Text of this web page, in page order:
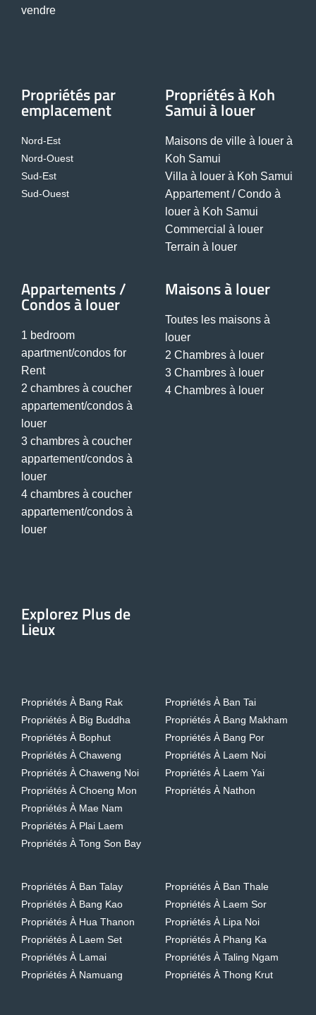
vendre
Propriétés par
emplacement
Nord-Est
Nord-Ouest
Sud-Est
Sud-Ouest
Propriétés à Koh
Samui à louer
Maisons de ville à louer à
Koh Samui
Villa à louer à Koh Samui
Appartement / Condo à
louer à Koh Samui
Commercial à louer
Terrain à louer
Appartements /
Condos à louer
1 bedroom
apartment/condos for
Rent
2 chambres à coucher
appartement/condos à
louer
3 chambres à coucher
appartement/condos à
louer
4 chambres à coucher
appartement/condos à
louer
Maisons à louer
Toutes les maisons à
louer
2 Chambres à louer
3 Chambres à louer
4 Chambres à louer
Explorez Plus de
Lieux
Propriétés À Bang Rak
Propriétés À Big Buddha
Propriétés À Bophut
Propriétés À Chaweng
Propriétés À Chaweng Noi
Propriétés À Choeng Mon
Propriétés À Mae Nam
Propriétés À Plai Laem
Propriétés À Tong Son Bay
Propriétés À Ban Tai
Propriétés À Bang Makham
Propriétés À Bang Por
Propriétés À Laem Noi
Propriétés À Laem Yai
Propriétés À Nathon
Propriétés À Ban Talay
Propriétés À Bang Kao
Propriétés À Hua Thanon
Propriétés À Laem Set
Propriétés À Lamai
Propriétés À Namuang
Propriétés À Ban Thale
Propriétés À Laem Sor
Propriétés À Lipa Noi
Propriétés À Phang Ka
Propriétés À Taling Ngam
Propriétés À Thong Krut